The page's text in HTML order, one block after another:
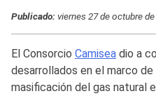
Publicado:viernes 27 de octubre
El Consorcio Camisea dio a
desarrollados en el marco
masificación del gas natural